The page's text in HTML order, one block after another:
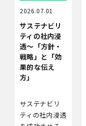
2026.07.01
サステナビリ
ティの社内浸
透～「方針・
戦略」と「効
果的な伝え
方」
サステナビリ
ティの社内浸透